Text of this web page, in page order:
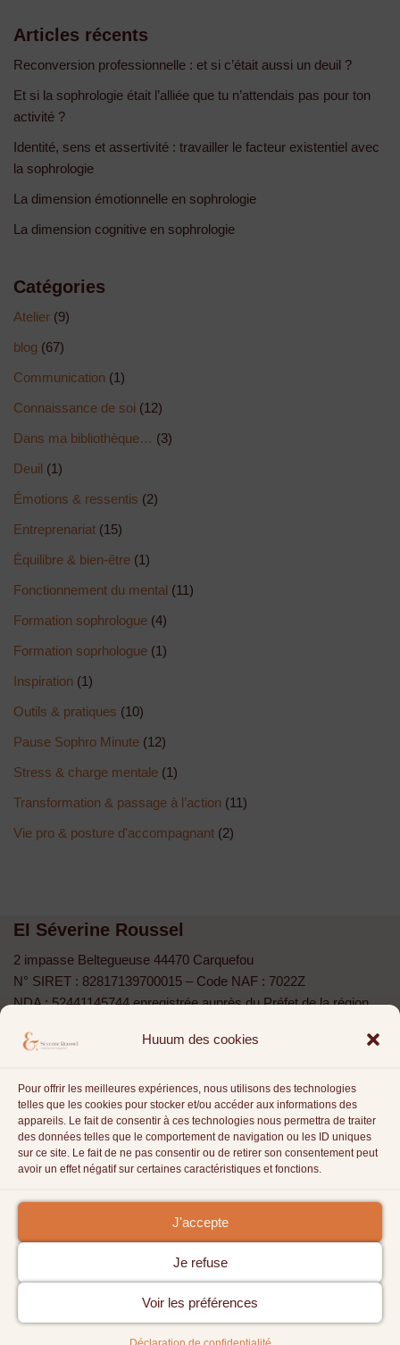
Huuum des cookies
Pour offrir les meilleures expériences, nous utilisons des technologies
telles que les cookies pour stocker et/ou accéder aux informations des
appareils. Le fait de consentir à ces technologies nous permettra de traiter
des données telles que le comportement de navigation ou les ID uniques
sur ce site. Le fait de ne pas consentir ou de retirer son consentement peut
avoir un effet négatif sur certaines caractéristiques et fonctions.
J'accepte
Je refuse
Voir les préférences
Articles récents
Reconversion professionnelle : et si c’était aussi un deuil ?
Et si la sophrologie était l’alliée que tu n’attendais pas pour ton
activité ?
Identité, sens et assertivité : travailler le facteur existentiel avec
la sophrologie
La dimension émotionnelle en sophrologie
La dimension cognitive en sophrologie
Catégories
Atelier (9)
blog (67)
Communication (1)
Connaissance de soi (12)
Dans ma bibliothèque… (3)
Deuil (1)
Émotions & ressentis (2)
Entreprenariat (15)
Équilibre & bien-être (1)
Fonctionnement du mental (11)
Formation sophrologue (4)
Formation soprhologue (1)
Inspiration (1)
Outils & pratiques (10)
Pause Sophro Minute (12)
Stress & charge mentale (1)
Transformation & passage à l’action (11)
Vie pro & posture d'accompagnant (2)
EI Séverine Roussel
2 impasse Beltegueuse 44470 Carquefou
N° SIRET : 82817139700015 – Code NAF : 7022Z
NDA : 52441145744 enregistrée auprès du Préfet de la région
Cet enregistrement ne vaut agrément de l’État” Art. L 6352-12 du
La sophrologie
Cap entrepreneur
L’atelier Sophro : Réseau de sophrologue
Site Imaginé & maintenu par Séverine Roussel | Original -
Thème NeveWordPress | Politique de confidentialité | Mentions